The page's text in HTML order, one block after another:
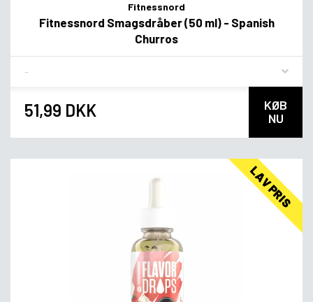
Fitnessnord
Fitnessnord Smagsdråber (50 ml) - Spanish
Churros
51,99 DKK
KØB
NU
LAV PRIS